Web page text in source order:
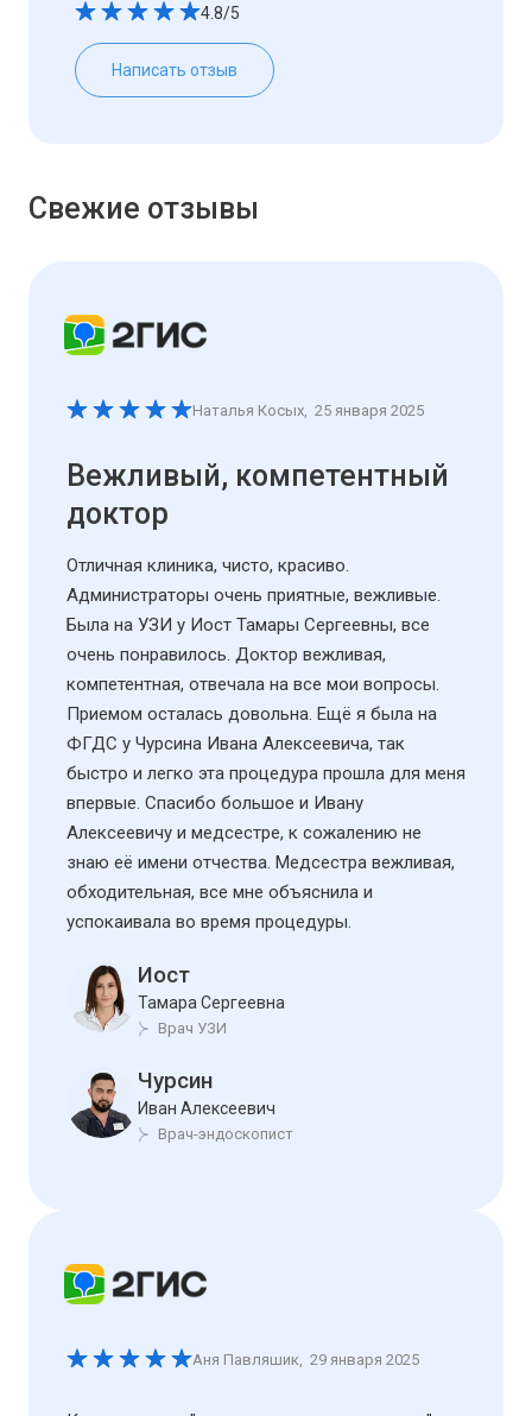
4.8/5
Написать отзыв
Свежие отзывы
Наталья Косых, 25 января 2025
Вежливый, компетентный
доктор
Отличная клиника, чисто, красиво.
Администраторы очень приятные, вежливые.
Была на УЗИ у Иост Тамары Сергеевны, все
очень понравилось. Доктор вежливая,
компетентная, отвечала на все мои вопросы.
Приемом осталась довольна. Ещё я была на
ФГДС у Чурсина Ивана Алексеевича, так
быстро и легко эта процедура прошла для меня
впервые. Спасибо большое и Ивану
Алексеевичу и медсестре, к сожалению не
знаю её имени отчества. Медсестра вежливая,
обходительная, все мне объяснила и
успокаивала во время процедуры.
Иост
Тамара Сергеевна
Врач УЗИ
Чурсин
Иван Алексеевич
Врач-эндоскопист
Аня Павляшик, 29 января 2025